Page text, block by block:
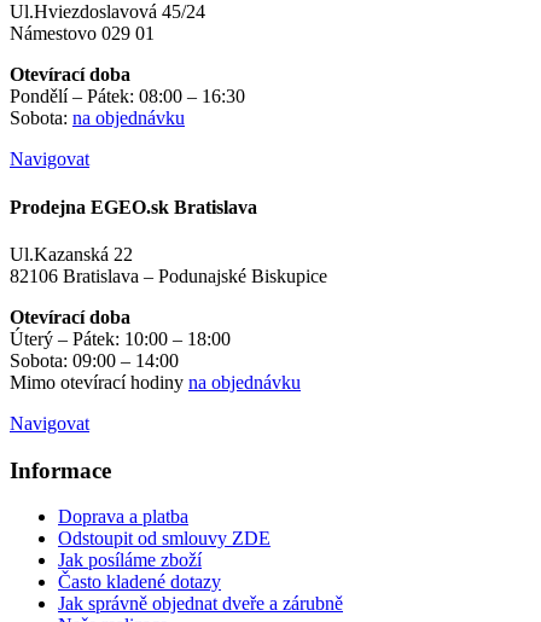
Ul.Hviezdoslavová 45/24
Námestovo 029 01
Otevírací doba
Pondělí – Pátek: 08:00 – 16:30
Sobota: na objednávku
Navigovat
Prodejna EGEO.sk Bratislava
Ul.Kazanská 22
82106 Bratislava – Podunajské Biskupice
Otevírací doba
Úterý – Pátek: 10:00 – 18:00
Sobota: 09:00 – 14:00
Mimo otevírací hodiny na objednávku
Navigovat
Informace
Doprava a platba
Odstoupit od smlouvy ZDE
Jak posíláme zboží
Často kladené dotazy
Jak správně objednat dveře a zárubně